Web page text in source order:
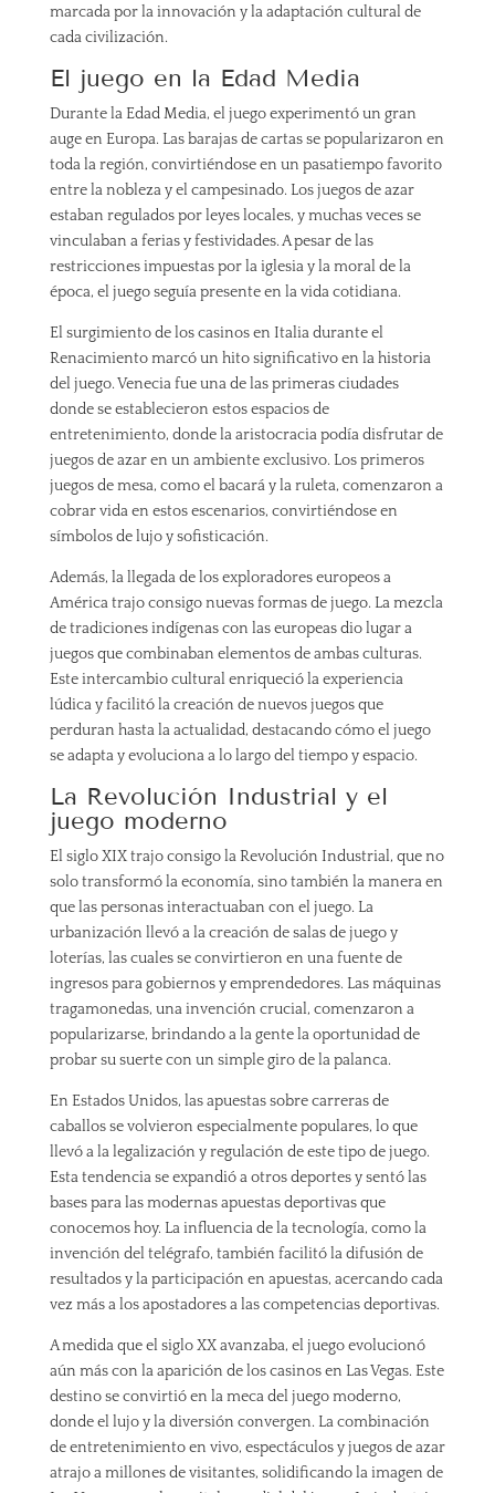
marcada por la innovación y la adaptación cultural de
cada civilización.
El juego en la Edad Media
Durante la Edad Media, el juego experimentó un gran
auge en Europa. Las barajas de cartas se popularizaron en
toda la región, convirtiéndose en un pasatiempo favorito
entre la nobleza y el campesinado. Los juegos de azar
estaban regulados por leyes locales, y muchas veces se
vinculaban a ferias y festividades. A pesar de las
restricciones impuestas por la iglesia y la moral de la
época, el juego seguía presente en la vida cotidiana.
El surgimiento de los casinos en Italia durante el
Renacimiento marcó un hito significativo en la historia
del juego. Venecia fue una de las primeras ciudades
donde se establecieron estos espacios de
entretenimiento, donde la aristocracia podía disfrutar de
juegos de azar en un ambiente exclusivo. Los primeros
juegos de mesa, como el bacará y la ruleta, comenzaron a
cobrar vida en estos escenarios, convirtiéndose en
símbolos de lujo y sofisticación.
Además, la llegada de los exploradores europeos a
América trajo consigo nuevas formas de juego. La mezcla
de tradiciones indígenas con las europeas dio lugar a
juegos que combinaban elementos de ambas culturas.
Este intercambio cultural enriqueció la experiencia
lúdica y facilitó la creación de nuevos juegos que
perduran hasta la actualidad, destacando cómo el juego
se adapta y evoluciona a lo largo del tiempo y espacio.
La Revolución Industrial y el
juego moderno
El siglo XIX trajo consigo la Revolución Industrial, que no
solo transformó la economía, sino también la manera en
que las personas interactuaban con el juego. La
urbanización llevó a la creación de salas de juego y
loterías, las cuales se convirtieron en una fuente de
ingresos para gobiernos y emprendedores. Las máquinas
tragamonedas, una invención crucial, comenzaron a
popularizarse, brindando a la gente la oportunidad de
probar su suerte con un simple giro de la palanca.
En Estados Unidos, las apuestas sobre carreras de
caballos se volvieron especialmente populares, lo que
llevó a la legalización y regulación de este tipo de juego.
Esta tendencia se expandió a otros deportes y sentó las
bases para las modernas apuestas deportivas que
conocemos hoy. La influencia de la tecnología, como la
invención del telégrafo, también facilitó la difusión de
resultados y la participación en apuestas, acercando cada
vez más a los apostadores a las competencias deportivas.
A medida que el siglo XX avanzaba, el juego evolucionó
aún más con la aparición de los casinos en Las Vegas. Este
destino se convirtió en la meca del juego moderno,
donde el lujo y la diversión convergen. La combinación
de entretenimiento en vivo, espectáculos y juegos de azar
atrajo a millones de visitantes, solidificando la imagen de